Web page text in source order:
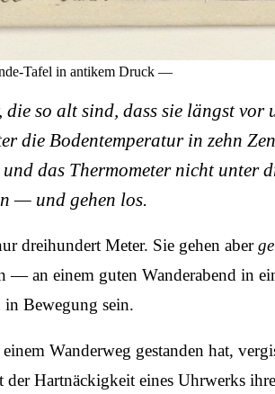
Tafel in antikem Druck —
so alt sind, dass sie längst
die Bodentemperatur in zehn
das Thermometer nicht unter
— und gehen los.
dreihundert Meter. Sie gehen aber
an einem guten Wanderabend in
Bewegung sein.
Wanderweg gestanden hat,
Hartnäckigkeit eines Uhrwerks